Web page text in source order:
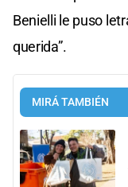
Benielli le puso
querida”.
MIRÁ TAMBIÉN